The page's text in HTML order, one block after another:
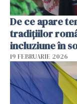
De ce apare
tradițiilor
incluziune în
19 FEBRUARIE 2026